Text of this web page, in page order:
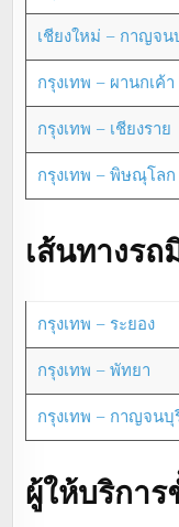
เชียงใหม่ – กาญจน
กรุงเทพ – ผานกเค้า
กรุงเทพ – เชียงราย
กรุงเทพ – พิษณุโลก
เส้นทางร
กรุงเทพ – ระยอง
กรุงเทพ – พัทยา
กรุงเทพ – กาญจนบุ
ผู้ให้บริกา